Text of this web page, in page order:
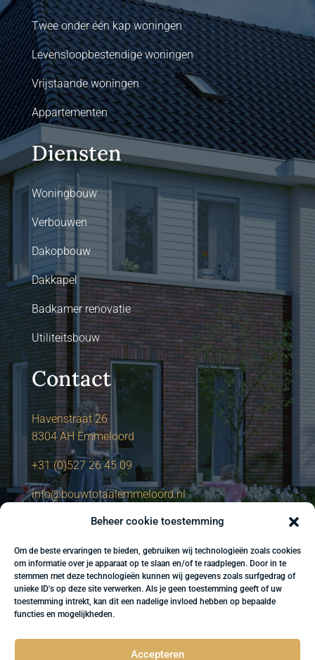
Beheer cookie toestemming
Om de beste ervaringen te bieden, gebruiken wij technologieën zoals cookies
om informatie over je apparaat op te slaan en/of te raadplegen. Door in te
stemmen met deze technologieën kunnen wij gegevens zoals surfgedrag of
unieke ID's op deze site verwerken. Als je geen toestemming geeft of uw
toestemming intrekt, kan dit een nadelige invloed hebben op bepaalde
functies en mogelijkheden.
Accepteren
Twee onder één kap woningen
Levensloopbestendige woningen
Vrijstaande woningen
Appartementen
Diensten
Woningbouw
Verbouwen
Dakopbouw
Dakkapel
Badkamer renovatie
Utiliteitsbouw
Contact
Havenstraat 26
8304 AH Emmeloord
+31 (0)527 26 45 09
info@bouwtotaalemmeloord.nl